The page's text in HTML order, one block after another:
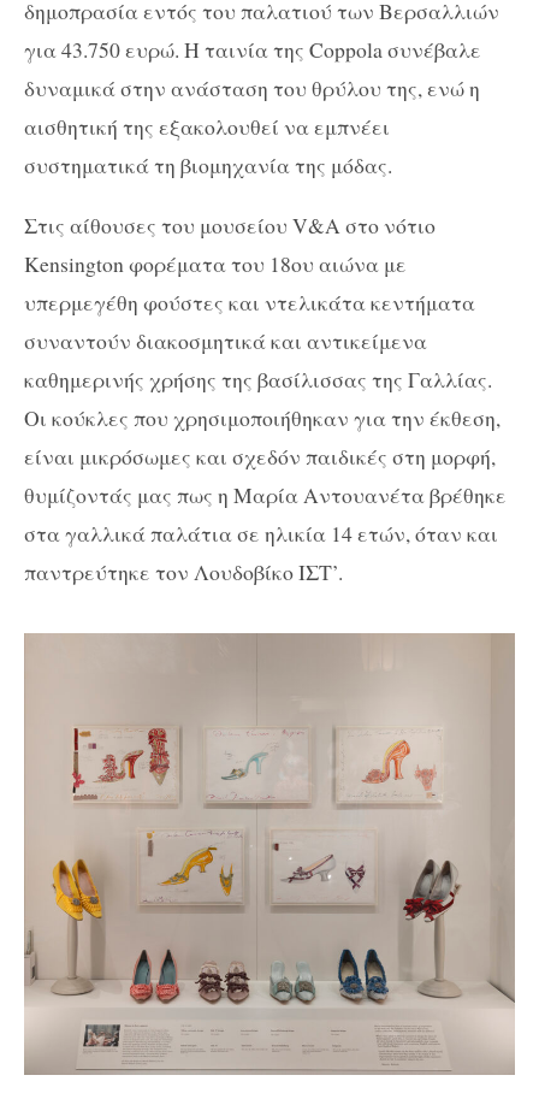
δημοπρασία εντός του παλατιού των Βερσαλλιών
για 43.750 ευρώ. Η ταινία της Coppola συνέβαλε
δυναμικά στην ανάσταση του θρύλου της, ενώ η
αισθητική της εξακολουθεί να εμπνέει
συστηματικά τη βιομηχανία της μόδας.
Στις αίθουσες του μουσείου V&A στο νότιο
Kensington φορέματα του 18ου αιώνα με
υπερμεγέθη φούστες και ντελικάτα κεντήματα
συναντούν διακοσμητικά και αντικείμενα
καθημερινής χρήσης της βασίλισσας της Γαλλίας.
Οι κούκλες που χρησιμοποιήθηκαν για την έκθεση,
είναι μικρόσωμες και σχεδόν παιδικές στη μορφή,
θυμίζοντάς μας πως η Μαρία Αντουανέτα βρέθηκε
στα γαλλικά παλάτια σε ηλικία 14 ετών, όταν και
παντρεύτηκε τον Λουδοβίκο ΙΣΤ’.